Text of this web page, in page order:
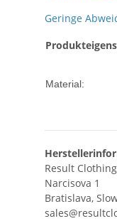
Geringe
Material:
Result
Narcisova 1
Bratislava,